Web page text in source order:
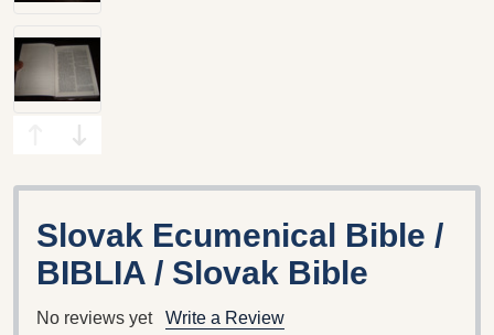
Slovak Ecumenical Bible /
BIBLIA / Slovak Bible
No reviews yet Write a Review